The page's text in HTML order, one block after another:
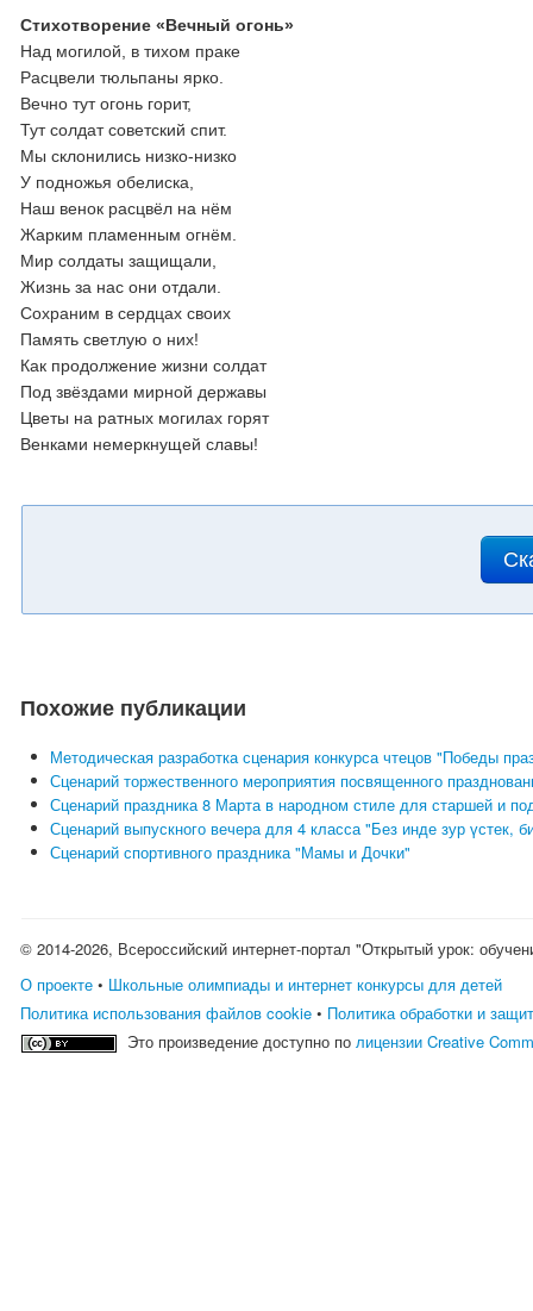
Стихотворение «Вечный огонь»
Над могилой, в тихом праке
Расцвели тюльпаны ярко.
Вечно тут огонь горит,
Тут солдат советский спит.
Мы склонились низко-низко
У подножья обелиска,
Наш венок расцвёл на нём
Жарким пламенным огнём.
Мир солдаты защищали,
Жизнь за нас они отдали.
Сохраним в сердцах своих
Память светлую о них!
Как продолжение жизни солдат
Под звёздами мирной державы
Цветы на ратных могилах горят
Венками немеркнущей славы!
Похожие публикации
Методическая разработка сценария конкурса чтецов "Победы
Сценарий торжественного мероприятия посвященного
Сценарий праздника 8 Марта в народном стиле для старшей и
Сценарий выпускного вечера для 4 класса "Без инде зур үстек,
Сценарий спортивного праздника "Мамы и Дочки"
© 2014-2026, Всероссийский интернет-портал "Открытый урок:
О проекте • Школьные олимпиады и интернет конкурсы для детей
Политика использования файлов cookie • Политика обработки и
Это произведение доступно полицензии Creative